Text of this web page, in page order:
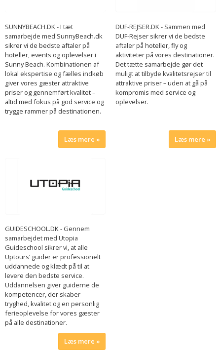
SUNNYBEACH.DK - I tæt
samarbejde med SunnyBeach.dk
sikrer vi de bedste aftaler på
hoteller, events og oplevelser i
Sunny Beach. Kombinationen af
lokal ekspertise og fælles indkøb
giver vores gæster attraktive
priser og gennemført kvalitet –
altid med fokus på god service og
trygge rammer på destinationen.
Læs mere
DUF-REJSER.DK - Sammen med
DUF-Rejser sikrer vi de bedste
aftaler på hoteller, fly og
aktiviteter på vores destinationer.
Det tætte samarbejde gør det
muligt at tilbyde kvalitetsrejser til
attraktive priser – uden at gå på
kompromis med service og
oplevelser.
Læs mere
GUIDESCHOOL.DK - Gennem
samarbejdet med Utopia
Guideschool sikrer vi, at alle
Uptours’ guider er professionelt
uddannede og klædt på til at
levere den bedste service.
Uddannelsen giver guiderne de
kompetencer, der skaber
tryghed, kvalitet og en personlig
ferieoplevelse for vores gæster
på alle destinationer.
Læs mere